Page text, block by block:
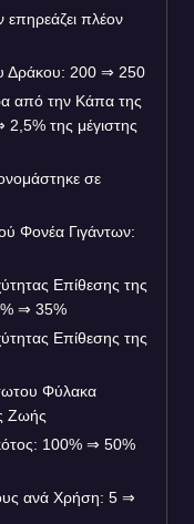
πλέον
Δράκου: 200 ⇒ 250
από την Κάπα της
της μέγιστης
σε
Φονέα Γιγάντων:
Επίθεσης της
⇒ 35%
Επίθεσης της
Φύλακα
Ζωής
100% ⇒ 50%
ανά Χρήση: 5 ⇒